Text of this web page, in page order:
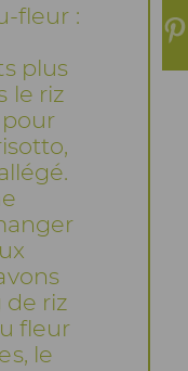
fleur :
plus
le riz
de riz
fleur
le